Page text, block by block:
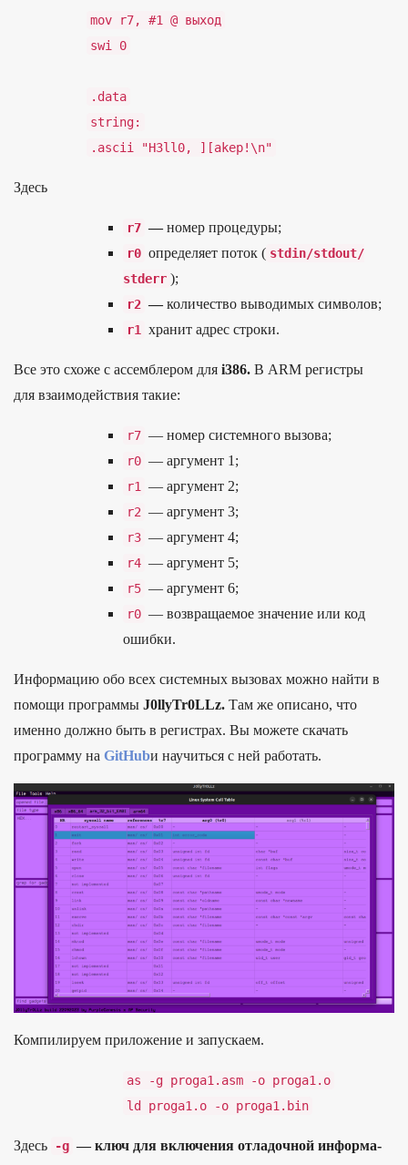
mov r7, #1 @ выход
swi 0
. data
string:
. ascii "H3ll0, ][akep! \n"
Здесь
r7 —номер про­цеду­ры;
r0 опре­деля­ет поток ( stdin/stdout/
stderr );
r2 —количес­тво выводи­мых сим­волов;
r1 хра­нит адрес стро­ки.
Все это схо­же с ассем­бле­ром для i386. В ARM регис­тры
для вза­имо­дей­ствия такие:
r7 — номер сис­темно­го вызова;
r0 — аргу­мент 1;
r1 — аргу­мент 2;
r2 — аргу­мент 3;
r3 — аргу­мент 4;
r4 — аргу­мент 5;
r5 — аргу­мент 6;
r0 — воз­вра­щаемое зна­чение или код
ошиб­ки.
Информацию обо всех системных вызовах можно найти в
помощи программы J0llyTr0LLz. Там же описано, что
именно должно быть в регистрах. Вы можете скачать
программу на GitHubи научиться с ней работать.
Ком­пилиру­ем при­ложе­ние и запус­каем.
as -g proga1 . asm -o proga1 . o
ld proga1 . o -o proga1 . bin
Здесь -g — ключ для вклю­чения отла­доч­ной информа­